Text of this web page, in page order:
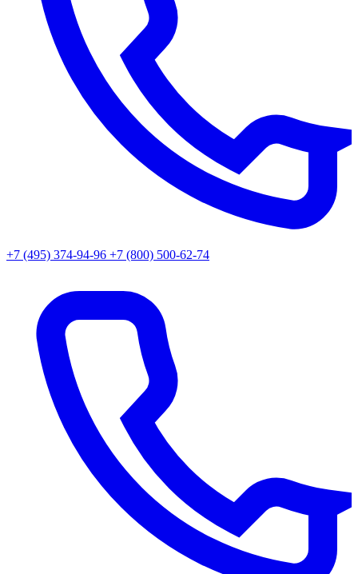
+7 (495) 374-94-96 +7 (800) 500-62-74